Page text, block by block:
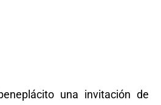
una invitación de